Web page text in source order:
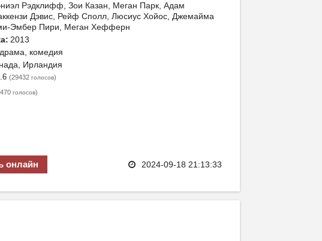
Рэдклифф, Зои Казан, Меган Парк, Адам
Дэвис, Рейф Сполл, Люсиус Хойос, Джемайма
Эмбер Пири, Меган Хефферн
2013
комедия
Ирландия
(29432 голосов)
голосов)
онлайн 2024-09-18 21:13:33